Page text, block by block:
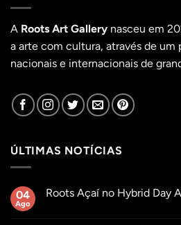
A Roots Art Gallery nasceu em
a arte com cultura, através de um
nacionais e internacionais de
ÚLTIMAS NOTÍCIAS
04
Ago
Roots Açaí no Hybrid Day